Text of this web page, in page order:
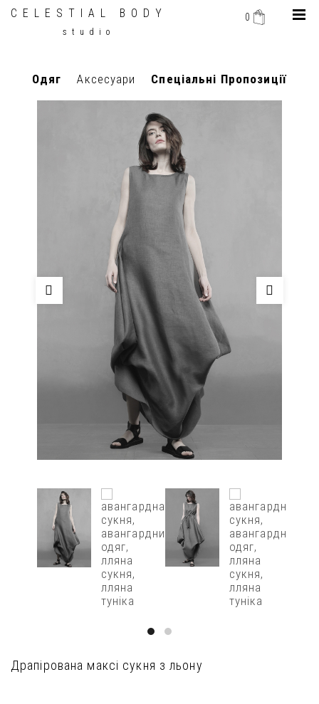
CELESTIAL BODY
studio
0
Одяг Аксесуари Спеціальні Пропозиції
Драпірована максі сукня з льону